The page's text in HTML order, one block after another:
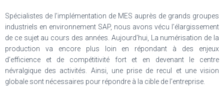
Spécialistes de l’implémentation de MES auprès de grands groupes
industriels en environnement SAP, nous avons vécu l’élargissement
de ce sujet au cours des années. Aujourd’hui, La numérisation de la
production va encore plus loin en répondant à des enjeux
d’efficience et de compétitivité fort et en devenant le centre
névralgique des activités. Ainsi, une prise de recul et une vision
globale sont nécessaires pour répondre à la cible de l’entreprise.